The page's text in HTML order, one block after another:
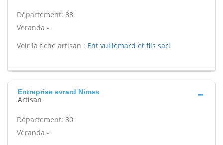
Département: 88
Véranda -
Voir la fiche artisan : Ent vuillemard et fils sarl
Entreprise evrard Nimes
Artisan
Département: 30
Véranda -